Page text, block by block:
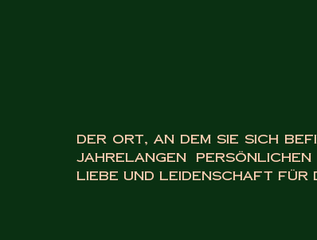
Der Ort, an dem Sie sich
jahrelangen
Liebe und Leidenschaft für